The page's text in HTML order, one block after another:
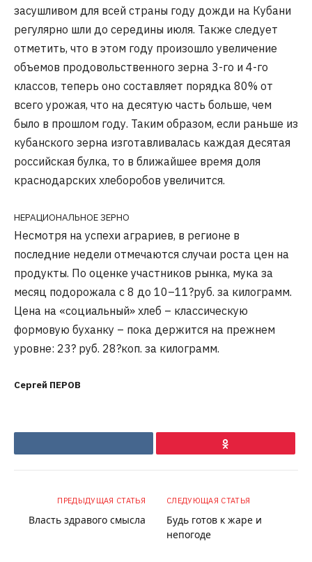
засушливом для всей страны году дожди на Кубани
регулярно шли до середины июля. Также следует
отметить, что в этом году произошло увеличение
объемов продовольственного зерна 3-го и 4-го
классов, теперь оно составляет порядка 80% от
всего урожая, что на десятую часть больше, чем
было в прошлом году. Таким образом, если раньше из
кубанского зерна изготавливалась каждая десятая
российская булка, то в ближайшее время доля
краснодарских хлеборобов увеличится.
НЕРАЦИОНАЛЬНОЕ ЗЕРНО
Несмотря на успехи аграриев, в регионе в
последние недели отмечаются случаи роста цен на
продукты. По оценке участников рынка, мука за
месяц подорожала с 8 до 10–11?руб. за килограмм.
Цена на «социальный» хлеб – классическую
формовую буханку – пока держится на прежнем
уровне: 23? руб. 28?коп. за килограмм.
Сергей ПЕРОВ
Ok
ПРЕДЫДУЩАЯ СТАТЬЯ
Власть здравого смысла
СЛЕДУЮЩАЯ СТАТЬЯ
Будь готов к жаре и
непогоде